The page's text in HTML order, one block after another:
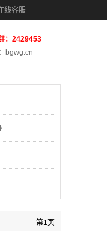
线客服
：2429453
bgwg.cn
第1页